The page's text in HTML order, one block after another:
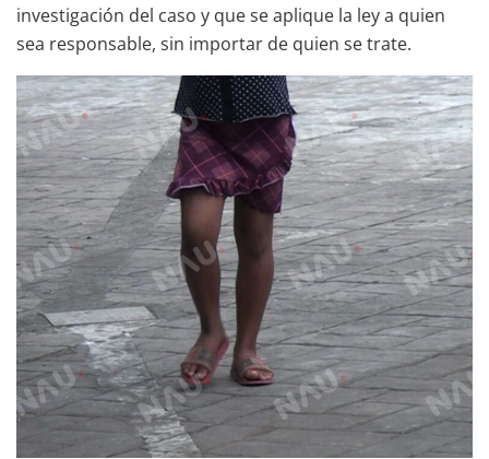
investigación del caso y que se aplique la ley a quien
sea responsable, sin importar de quien se trate.